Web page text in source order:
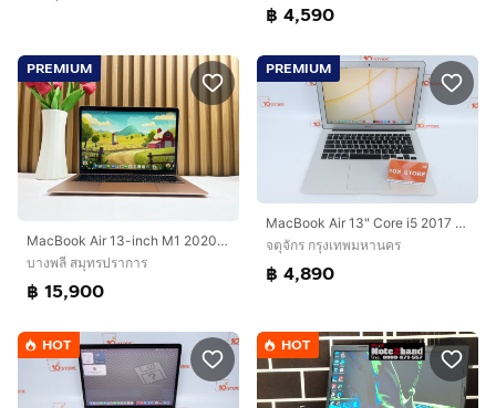
฿ 4,590
PREMIUM
MacBook Air 13-inch M1 2020 Ram16GB SSD256GB Gold
บางพลี สมุทรปราการ
฿ 15,900
PREMIUM
MacBook Air 13" Core i5 2017 8.128GB
จตุจักร กรุงเทพมหานคร
฿ 4,890
HOT HOT